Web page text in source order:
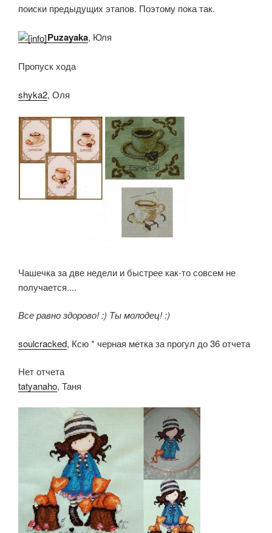
поиски предыдущих этапов. Поэтому пока так.
Puzayaka, Юля
Пропуск хода
shyka2, Оля
Чашечка за две недели и быстрее как-то совсем не
получается....
Все равно здорово! :) Ты молодец! :)
soulcracked, Ксю * черная метка за прогул до 36 отчета
Нет отчета
tatyanaho, Таня